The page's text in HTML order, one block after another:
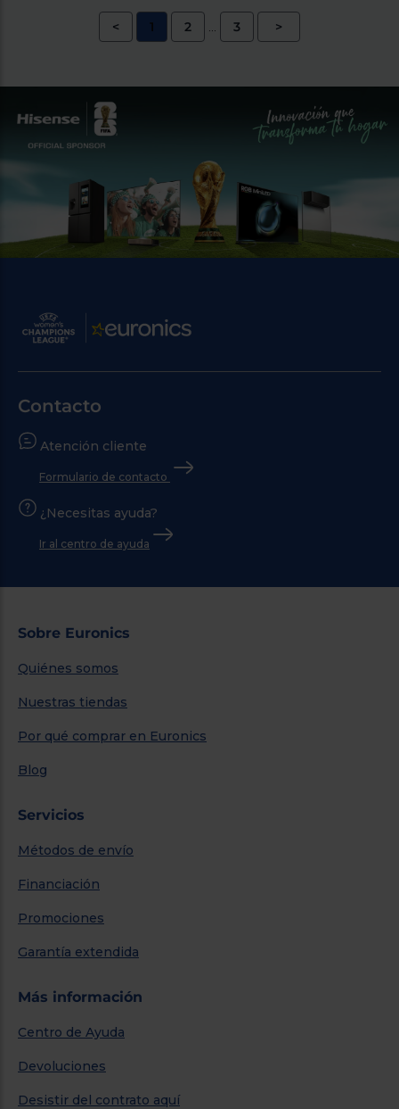
< 1 2 ... 3 >
Contacto
Atención cliente
Formulario de contacto
¿Necesitas ayuda?
Ir al centro de ayuda
Sobre Euronics
Quiénes somos
Nuestras tiendas
Por qué comprar en Euronics
Blog
Servicios
Métodos de envío
Financiación
Promociones
Garantía extendida
Más información
Centro de Ayuda
Devoluciones
Desistir del contrato aquí